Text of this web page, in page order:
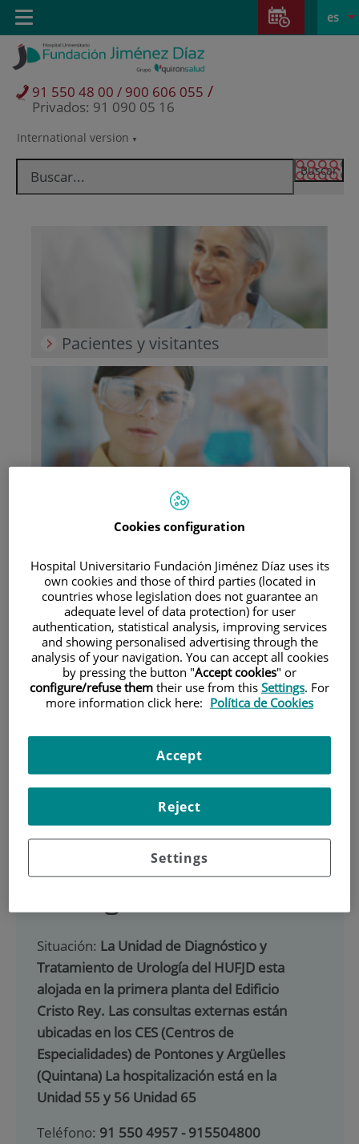
Saltar al contenido
Saltar
contenido
Selector
idioma
activo
es
International version
91 550 48 00 / 900 606 055 /
Privados: 91 090 05 16
Toggle
navigation
Pacientes y visitantes
Docencia
Teléfono de atención al usuario
900 301 013
CARTERA DE SERVICIOS
|INFORMACIÓN PARA PACIENTES
|
Situación: La Unidad de Diagnóstico y
Tratamiento de Urología del HUFJD esta
alojada en la primera planta del Edificio
Cristo Rey. Las consultas externas están
ubicadas en los CES (Centros de
Especialidades) de Pontones y Argüelles
(Quintana) La hospitalización está en la
Unidad 55 y 56 Unidad 65
Teléfono: 91 550 4957 - 915504800
Cookies configuration
Hospital Universitario Fundación Jiménez Díaz uses its
own cookies and those of third parties (located in
countries whose legislation does not guarantee an
adequate level of data protection) for user
authentication, statistical analysis, improving services
and showing personalised advertising through the
analysis of your navigation. You can accept all cookies
by pressing the button "Accept cookies" or
configure/refuse them their use from this Settings. For
more information click here: Política de Cookies
Settings
Reject
Accept